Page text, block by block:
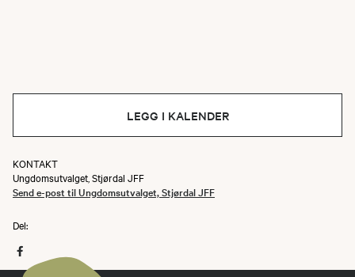
LEGG I KALENDER
KONTAKT
Ungdomsutvalget, Stjørdal JFF
Send e-post til Ungdomsutvalget, Stjørdal JFF
Del: